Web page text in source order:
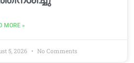
MORE »
5, 2026 No Comments